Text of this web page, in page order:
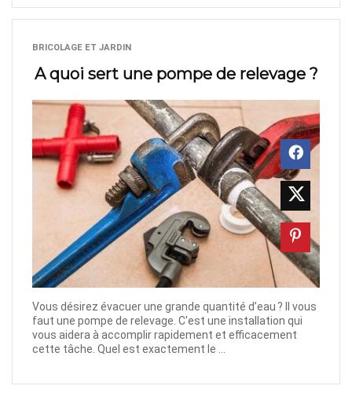
BRICOLAGE ET JARDIN
A quoi sert une pompe de relevage ?
Vous désirez évacuer une grande quantité d’eau ? Il vous
faut une pompe de relevage. C'est une installation qui
vous aidera à accomplir rapidement et efficacement
cette tâche. Quel est exactement le ...